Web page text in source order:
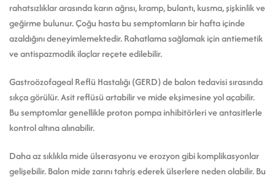
rahatsızlıklar arasında karın ağrısı, kramp, bulantı, kusma, şişkinlik ve
geğirme bulunur. Çoğu hasta bu semptomların bir hafta içinde
azaldığını deneyimlemektedir. Rahatlama sağlamak için antiemetik
ve antispazmodik ilaçlar reçete edilebilir.
Gastroözofageal Reflü Hastalığı (GERD) de balon tedavisi sırasında
sıkça görülür. Asit reflüsü artabilir ve mide ekşimesine yol açabilir.
Bu semptomlar genellikle proton pompa inhibitörleri ve antasitlerle
kontrol altına alınabilir.
Daha az sıklıkla mide ülserasyonu ve erozyon gibi komplikasyonlar
gelişebilir. Balon mide zarını tahriş ederek ülserlere neden olabilir. Bu